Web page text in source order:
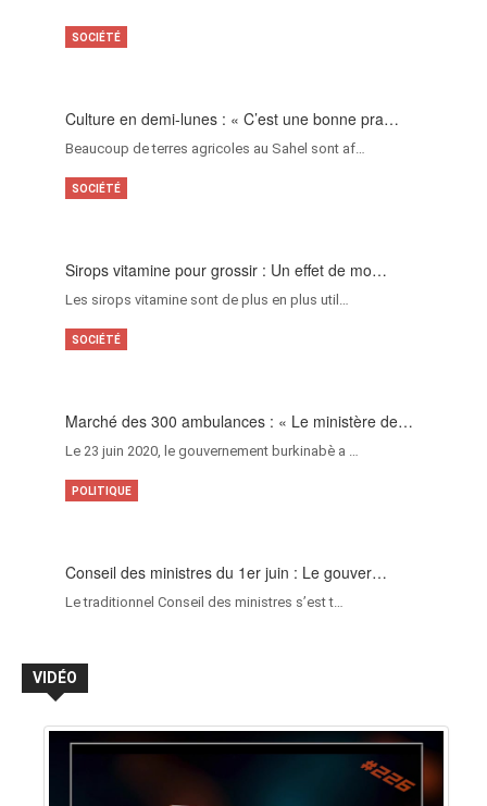
Culture en demi-lunes : « C’est une bonne pra…
Beaucoup de terres agricoles au Sahel sont af…
SOCIÉTÉ
Sirops vitamine pour grossir : Un effet de mo…
Les sirops vitamine sont de plus en plus util…
SOCIÉTÉ
Marché des 300 ambulances : « Le ministère de…
Le 23 juin 2020, le gouvernement burkinabè a …
SOCIÉTÉ
Conseil des ministres du 1er juin : Le gouver…
Le traditionnel Conseil des ministres s’est t…
POLITIQUE
VIDÉO